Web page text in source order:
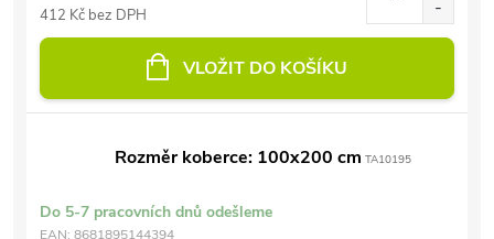
412 Kč bez DPH
VLOŽIT DO KOŠÍKU
Rozměr koberce: 100x200 cm TA10195
Do 5-7 pracovních dnů odešleme
EAN: 8681895144394